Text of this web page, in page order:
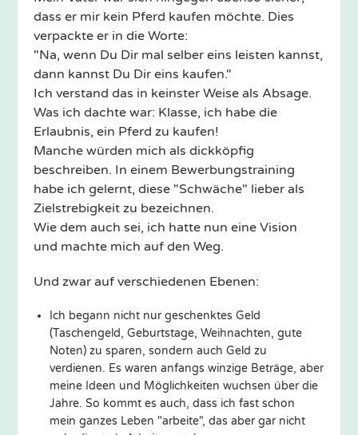
dass er mir kein Pferd kaufen möchte. Dies
verpackte er in die Worte:
"Na, wenn Du Dir mal selber eins leisten kannst,
dann kannst Du Dir eins kaufen."
Ich verstand das in keinster Weise als Absage.
Was ich dachte war: Klasse, ich habe die
Erlaubnis, ein Pferd zu kaufen!
Manche würden mich als dickköpfig
beschreiben. In einem Bewerbungstraining
habe ich gelernt, diese "Schwäche" lieber als
Zielstrebigkeit zu bezeichnen.
Wie dem auch sei, ich hatte nun eine Vision
und machte mich auf den Weg.
Und zwar auf verschiedenen Ebenen:
Ich begann nicht nur geschenktes Geld
(Taschengeld, Geburtstage, Weihnachten, gute
Noten) zu sparen, sondern auch Geld zu
verdienen. Es waren anfangs winzige Beträge, aber
meine Ideen und Möglichkeiten wuchsen über die
Jahre. So kommt es auch, dass ich fast schon
mein ganzes Leben "arbeite", das aber gar nicht